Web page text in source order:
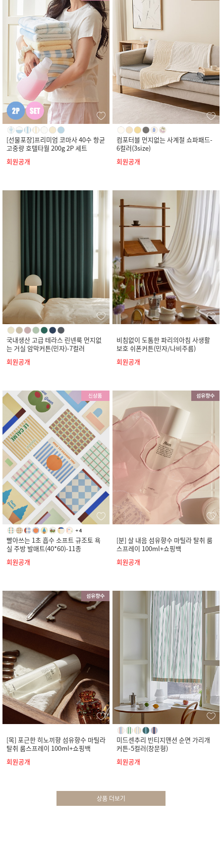
[선물포장]프리미엄 코마사 40수 항균
고중량 호텔타월 200g 2P 세트
회원공개
컴포터블 먼지없는 사계절 쇼파패드-
6컬러(3size)
회원공개
국내생산 고급 테라스 린넨룩 먼지없
는 거실 암막커튼(민자)-7컬러
회원공개
비침없이 도톰한 파리의아침 사생활
보호 쉬폰커튼(민자/나비주름)
회원공개
빨아쓰는 1초 흡수 소프트 규조토 욕
실 주방 발매트(40*60)-11종
회원공개
[분] 살 내음 섬유향수 마틸라 탈취 룸
스프레이 100ml+쇼핑백
회원공개
[목] 포근한 히노끼향 섬유향수 마틸라
탈취 룸스프레이 100ml+쇼핑백
회원공개
미드센추리 빈티지맨션 순면 가리개
커튼-5컬러(창문형)
회원공개
상품 더보기